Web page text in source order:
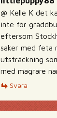
@ Kelle K det
inte för
eftersom
saker med feta
utsträckning
med magrare
Svara